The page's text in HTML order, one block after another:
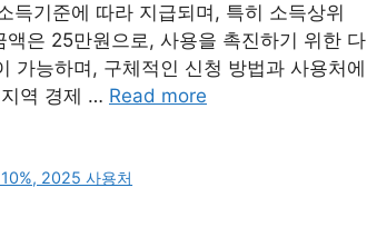
득기준에 따라 지급되며, 특히 소득상위
은 25만원으로, 사용을 촉진하기 위한 다
가능하며, 구체적인 신청 방법과 사용처에
역 경제 … Read more
2025 사용처